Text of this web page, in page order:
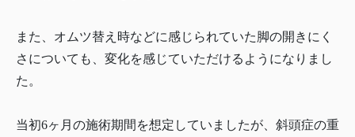
また、オムツ替え時などに感じられていた脚の開きにく
さについても、変化を感じていただけるようになりまし
た。
当初6ヶ月の施術期間を想定していましたが、斜頭症の重